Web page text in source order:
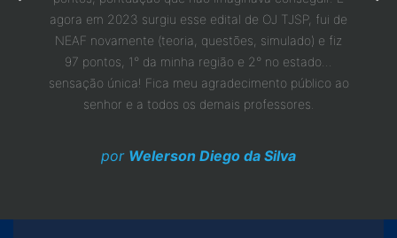
agora em 2023 surgiu esse edital de OJ TJSP, fui de
NEAF novamente (teoria, questões, simulado) e fiz
97 pontos, 1° da minha região e 2° no estado...
sensação única! Fica meu agradecimento público ao
senhor e a todos os demais professores.
por Welerson Diego da Silva